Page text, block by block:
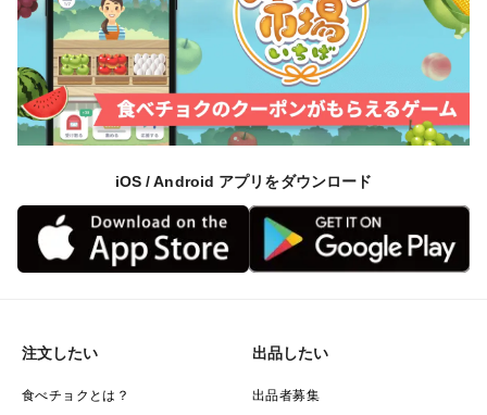
ます。
シャトーブリアン桃の独自基準は【7項目】あり
社外秘となるすべての条件をクリアしなければシャトー
中でも糖度においては特段厳しく1個1個光センサーで糖
iOS / Android アプリをダウンロード
注文したい
食べチョクとは？
出品したい
出品者募集